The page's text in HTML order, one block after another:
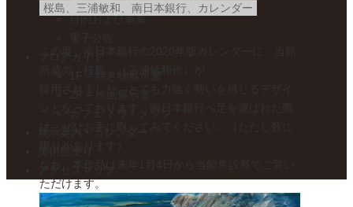
目的および事業
桜島、三浦敏和、南日本銀行、カレンダー
ただけます。